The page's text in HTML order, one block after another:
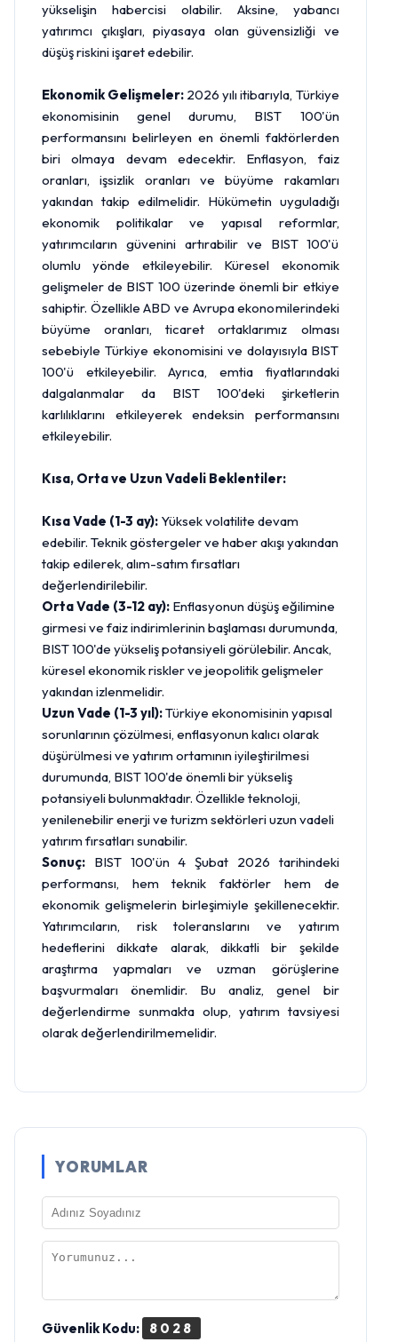
yükselişin habercisi olabilir. Aksine, yabancı
yatırımcı çıkışları, piyasaya olan güvensizliği ve
düşüş riskini işaret edebilir.
Ekonomik Gelişmeler: 2026 yılı itibarıyla, Türkiye
ekonomisinin genel durumu, BIST 100'ün
performansını belirleyen en önemli faktörlerden
biri olmaya devam edecektir. Enflasyon, faiz
oranları, işsizlik oranları ve büyüme rakamları
yakından takip edilmelidir. Hükümetin uyguladığı
ekonomik politikalar ve yapısal reformlar,
yatırımcıların güvenini artırabilir ve BIST 100'ü
olumlu yönde etkileyebilir. Küresel ekonomik
gelişmeler de BIST 100 üzerinde önemli bir etkiye
sahiptir. Özellikle ABD ve Avrupa ekonomilerindeki
büyüme oranları, ticaret ortaklarımız olması
sebebiyle Türkiye ekonomisini ve dolayısıyla BIST
100'ü etkileyebilir. Ayrıca, emtia fiyatlarındaki
dalgalanmalar da BIST 100'deki şirketlerin
karlılıklarını etkileyerek endeksin performansını
etkileyebilir.
Kısa, Orta ve Uzun Vadeli Beklentiler:
Kısa Vade (1-3 ay): Yüksek volatilite devam
edebilir. Teknik göstergeler ve haber akışı yakından
takip edilerek, alım-satım fırsatları
değerlendirilebilir.
Orta Vade (3-12 ay): Enflasyonun düşüş eğilimine
girmesi ve faiz indirimlerinin başlaması durumunda,
BIST 100'de yükseliş potansiyeli görülebilir. Ancak,
küresel ekonomik riskler ve jeopolitik gelişmeler
yakından izlenmelidir.
Uzun Vade (1-3 yıl):Türkiye ekonomisinin yapısal
sorunlarının çözülmesi, enflasyonun kalıcı olarak
düşürülmesi ve yatırım ortamının iyileştirilmesi
durumunda, BIST 100'de önemli bir yükseliş
potansiyeli bulunmaktadır. Özellikle teknoloji,
yenilenebilir enerji ve turizm sektörleri uzun vadeli
yatırım fırsatları sunabilir.
Sonuç: BIST 100'ün 4 Şubat 2026 tarihindeki
performansı, hem teknik faktörler hem de
ekonomik gelişmelerin birleşimiyle şekillenecektir.
Yatırımcıların, risk toleranslarını ve yatırım
hedeflerini dikkate alarak, dikkatli bir şekilde
araştırma yapmaları ve uzman görüşlerine
başvurmaları önemlidir. Bu analiz, genel bir
değerlendirme sunmakta olup, yatırım tavsiyesi
olarak değerlendirilmemelidir.
YORUMLAR
Güvenlik Kodu: 8028